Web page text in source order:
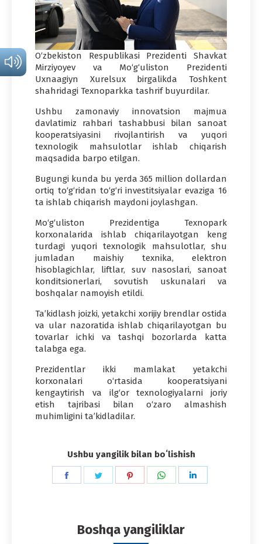
O‘zbekiston Respublikasi Prezidenti Shavkat
Mirziyoyev va Mo‘g‘uliston Prezidenti
Uxnaagiyn Xurelsux birgalikda Toshkent
shahridagi Texnoparkka tashrif buyurdilar.
Ushbu zamonaviy innovatsion majmua
davlatimiz rahbari tashabbusi bilan sanoat
kooperatsiyasini rivojlantirish va yuqori
texnologik mahsulotlar ishlab chiqarish
maqsadida barpo etilgan.
Bugungi kunda bu yerda 365 million dollardan
ortiq to‘g‘ridan to‘g‘ri investitsiyalar evaziga 16
ta ishlab chiqarish maydoni joylashgan.
Mo‘g‘uliston Prezidentiga Texnopark
korxonalarida ishlab chiqarilayotgan keng
turdagi yuqori texnologik mahsulotlar, shu
jumladan maishiy texnika, elektron
hisoblagichlar, liftlar, suv nasoslari, sanoat
konditsionerlari, sovutish uskunalari va
boshqalar namoyish etildi.
Ta’kidlash joizki, yetakchi xorijiy brendlar ostida
va ular nazoratida ishlab chiqarilayotgan bu
tovarlar ichki va tashqi bozorlarda katta
talabga ega.
Prezidentlar ikki mamlakat yetakchi
korxonalari o‘rtasida kooperatsiyani
kengaytirish va ilg‘or texnologiyalarni joriy
etish tajribasi bilan o‘zaro almashish
muhimligini ta’kidladilar.
Ushbu yangilik bilan boʻlishish
Share
Share
Share
Share
Boshqa yangiliklar